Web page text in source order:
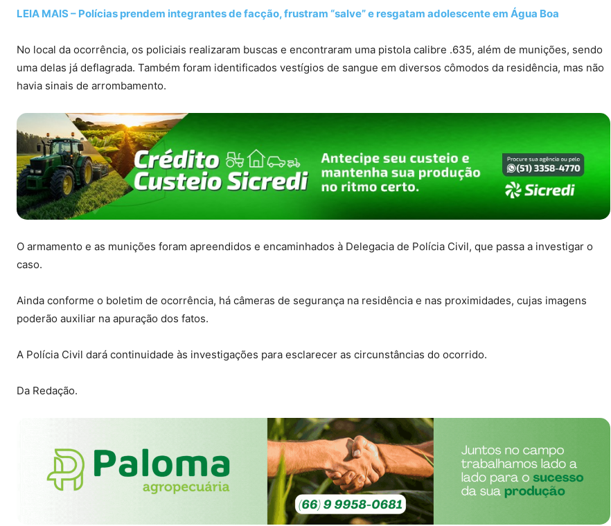
LEIA MAIS – Polícias prendem integrantes de facção, frustram “salve” e resgatam adolescente em Água Boa
No local da ocorrência, os policiais realizaram buscas e encontraram uma pistola calibre .635, além de munições, sendo
uma delas já deflagrada. Também foram identificados vestígios de sangue em diversos cômodos da residência, mas não
havia sinais de arrombamento.
O armamento e as munições foram apreendidos e encaminhados à Delegacia de Polícia Civil, que passa a investigar o
caso.
Ainda conforme o boletim de ocorrência, há câmeras de segurança na residência e nas proximidades, cujas imagens
poderão auxiliar na apuração dos fatos.
A Polícia Civil dará continuidade às investigações para esclarecer as circunstâncias do ocorrido.
Da Redação.